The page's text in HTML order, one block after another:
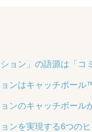
ション」の語源は「コ
ンはキャッチボー
ンのキャッチボール
ンを実現する6つのヒ